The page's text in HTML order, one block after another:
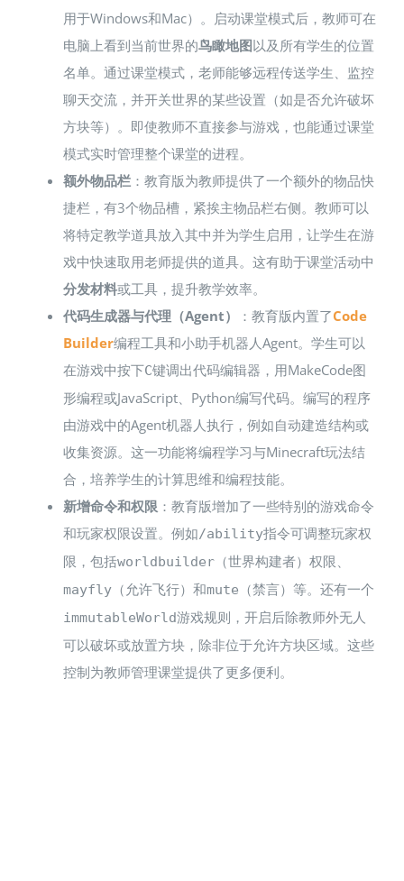
用于Windows和Mac）​。启动课堂模式后，教师可在
电脑上看到当前世界的鸟瞰地图以及所有学生的位置
名单​。通过课堂模式，老师能够远程传送学生、监控
聊天交流，并开关世界的某些设置（如是否允许破坏
方块等）​。即使教师不直接参与游戏，也能通过课堂
模式实时管理整个课堂的进程。
额外物品栏：教育版为教师提供了一个额外的物品快
捷栏，有3个物品槽，紧挨主物品栏右侧​。教师可以
将特定教学道具放入其中并为学生启用，让学生在游
戏中快速取用老师提供的道具​。这有助于课堂活动中
分发材料或工具，提升教学效率。
代码生成器与代理（Agent）
：教育版内置了Code
Builder编程工具和小助手机器人Agent​。学生可以
在游戏中按下C键调出代码编辑器，用MakeCode图
形编程或JavaScript、Python编写代码​。编写的程序
由游戏中的Agent机器人执行，例如自动建造结构或
收集资源​。这一功能将编程学习与Minecraft玩法结
合，培养学生的计算思维和编程技能。
新增命令和权限 ：教育版增加了一些特别的游戏命令
和玩家权限设置​。例如/ability指令可调整玩家权
限，包括worldbuilder（世界构建者）权限、
mayfly（允许飞行）和mute （禁言）等。还有一个
immutableWorld游戏规则，开启后除教师外无人
可以破坏或放置方块，除非位于允许方块区域​。这些
控制为教师管理课堂提供了更多便利。